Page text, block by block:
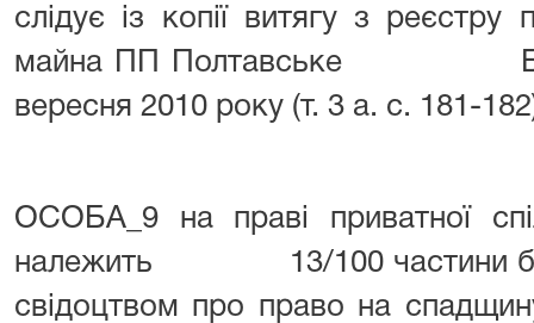
слідує із копії витягу з реєстру
майна ПП Полтавське БТІ
вересня 2010 року (т. 3 а. с. 181-
ОСОБА_9 на праві приватної
належить 13/100 частини
свідоцтвом про право на